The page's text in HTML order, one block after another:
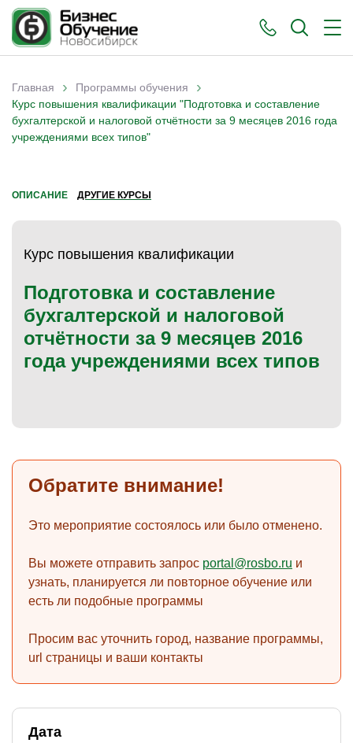
Вы здесь
Главная › Программы обучения ›
Курс повышения квалификации "Подготовка и составление
бухгалтерской и налоговой отчётности за 9 месяцев 2016 года
учреждениями всех типов"
ОПИСАНИЕ ДРУГИЕ КУРСЫ
Курс повышения квалификации
Подготовка и составление
бухгалтерской и налоговой
отчётности за 9 месяцев 2016
года учреждениями всех типов
Обратите внимание!
Это мероприятие состоялось или было отменено.
Вы можете отправить запрос portal@rosbo.ru и
узнать, планируется ли повторное обучение или
есть ли подобные программы
Просим вас уточнить город, название программы,
url страницы и ваши контакты
Дата